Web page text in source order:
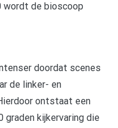
wordt de bioscoop
doordat scenes
de linker- en
ontstaat een
graden kijkervaring die